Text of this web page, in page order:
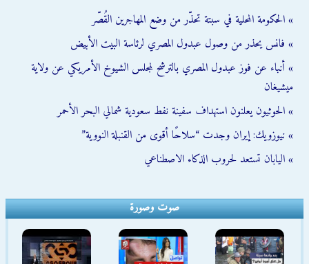
» الحكومة المحلية في سبتة تحذّر من وضع المهاجرين القُصّر
» فانس يحذر من وصول عبدول المصري لرئاسة البيت الأبيض
» أنباء عن فوز عبدول المصري بالترشح لمجلس الشيوخ الأمريكي عن ولاية
ميشيغان
» الحوثيون يعلنون استهداف سفينة نفط سعودية شمالي البحر الأحمر
» نيوزويك: إيران وجدت “سلاحًا أقوى من القنبلة النووية”
» اليابان تستعد لحروب الذكاء الاصطناعي
صوت وصورة